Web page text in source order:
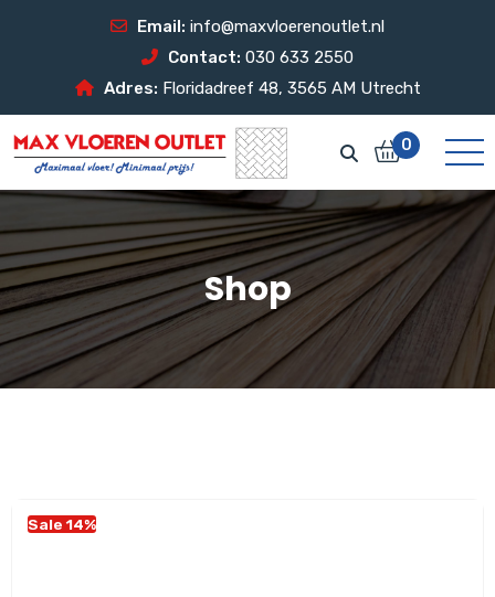
Email: info@maxvloerenoutlet.nl
Contact: 030 633 2550
Adres: Floridadreef 48, 3565 AM Utrecht
0
Shop
Sale 14%